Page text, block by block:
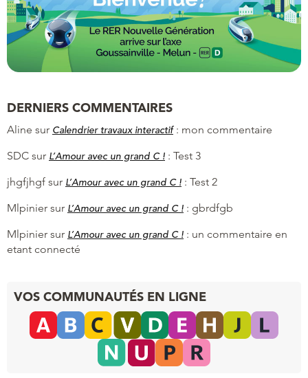
DERNIERS COMMENTAIRES
Aline sur Calendrier travaux interactif: mon commentaire
SDC sur L’Amour avec un grand C ! : Test 3
jhgfjhgf sur L’Amour avec un grand C ! : Test 2
Mlpinier sur L’Amour avec un grand C ! : gbrdfgb
Mlpinier sur L’Amour avec un grand C ! : un commentaire en
etant connecté
VOS COMMUNAUTÉS EN LIGNE